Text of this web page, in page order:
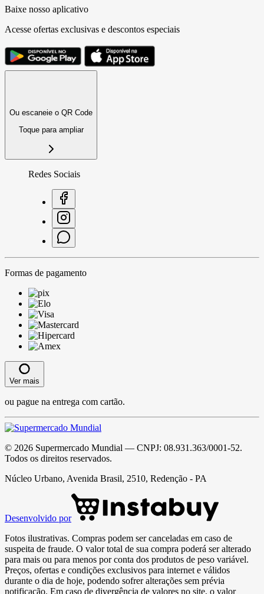
Baixe nosso aplicativo
Acesse ofertas exclusivas e descontos especiais
Ou escaneie o QR Code
Toque para ampliar
Redes Sociais
Formas de pagamento
Ver mais
ou pague na entrega com cartão.
© 2026 Supermercado Mundial — CNPJ: 08.931.363/0001-52.
Todos os direitos reservados.
Núcleo Urbano, Avenida Brasil, 2510, Redenção - PA
Desenvolvido por
Fotos ilustrativas. Compras podem ser canceladas em caso de
suspeita de fraude. O valor total de sua compra poderá ser alterado
para mais ou para menos por conta dos produtos de peso variável.
Preços, ofertas e condições exclusivos para internet e válidos
durante o dia de hoje, podendo sofrer alterações sem prévia
notificação. Em caso de divergência de valores no site, o valor